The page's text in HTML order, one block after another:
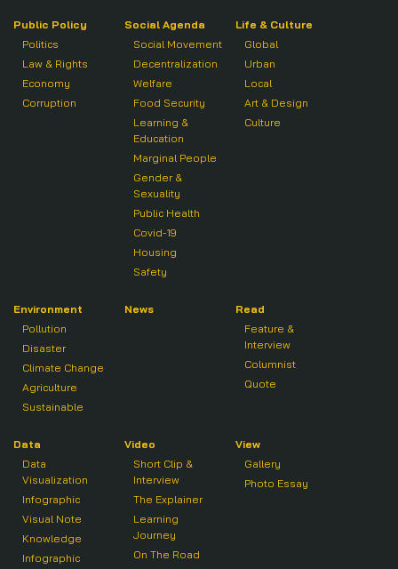
Public Policy
Politics
Law & Rights
Economy
Corruption
Social Agenda
Social Movement
Decentralization
Welfare
Food Security
Learning &
Education
Marginal People
Gender &
Sexuality
Public Health
Covid-19
Housing
Safety
Life & Culture
Global
Urban
Local
Art & Design
Culture
Environment
Pollution
Disaster
Climate Change
Agriculture
Sustainable
News
Read
Feature &
Interview
Columnist
Quote
Data
Data
Visualization
Infographic
Visual Note
Knowledge
Infographic
Video
Short Clip &
Interview
The Explainer
Learning
Journey
On The Road
View
Gallery
Photo Essay